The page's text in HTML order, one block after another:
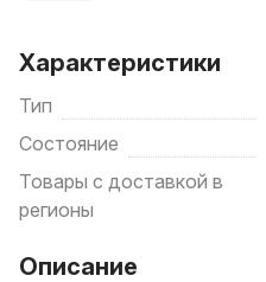
Характеристики
Тип
Состояние
Товары с доставкой в
регионы
Описание